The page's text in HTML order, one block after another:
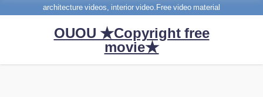
architecture videos, interior video.Free video material
OUOU ★Copyright free
movie★